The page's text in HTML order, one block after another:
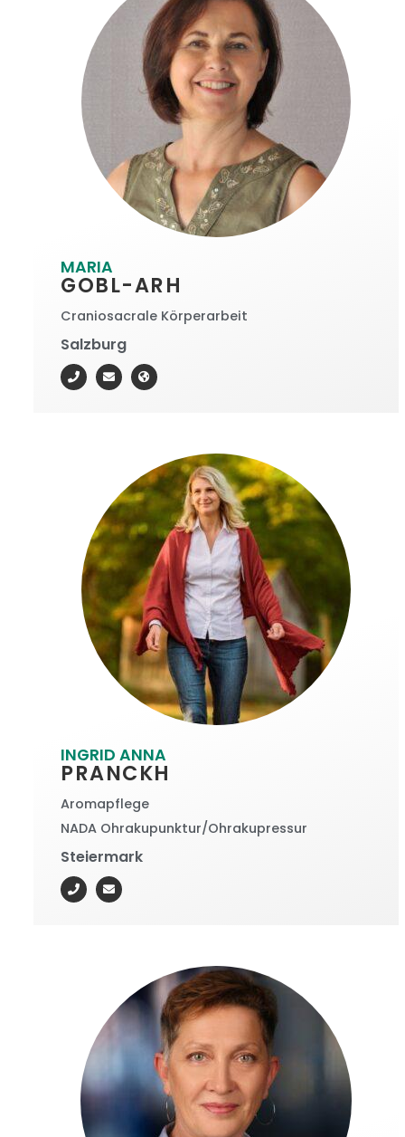
MARIA
GOBL-ARH
Craniosacrale Körperarbeit
Salzburg
INGRID ANNA
PRANCKH
Aromapflege
NADA Ohrakupunktur/Ohrakupressur
Steiermark